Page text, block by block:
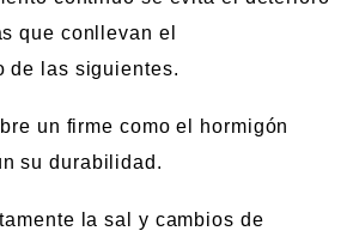
que conllevan el
de las siguientes.
un firme como el hormigón
su durabilidad.
la sal y cambios de